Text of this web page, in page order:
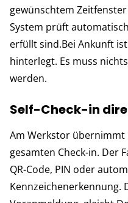
gewünschtem
System prüft
erfüllt sind.Bei Ankunft
hinterlegt. Es muss
werden.
Self-Check-in
Am Werkstor übernimmt
gesamten Check-in. Der
QR-Code, PIN oder
Kennzeichenerkennung.